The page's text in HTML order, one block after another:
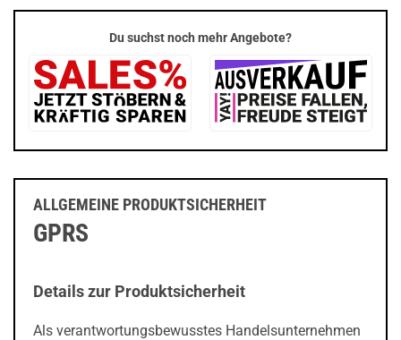
Du suchst noch mehr Angebote?
ALLGEMEINE PRODUKTSICHERHEIT
GPRS
Details zur Produktsicherheit
Als verantwortungsbewusstes Handelsunternehmen